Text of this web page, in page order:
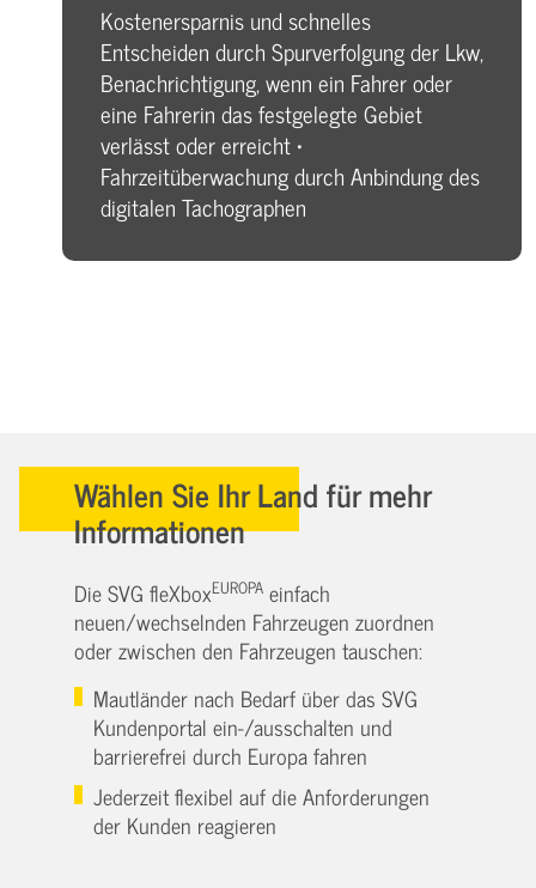
Kostenersparnis und schnelles
Entscheiden durch Spurverfolgung der Lkw,
Benachrichtigung, wenn ein Fahrer oder
eine Fahrerin das festgelegte Gebiet
verlässt oder erreicht •
Fahrzeitüberwachung durch Anbindung des
digitalen Tachographen
Wählen Sie Ihr Land für mehr
Informationen
Die SVG fleXboxEUROPA einfach
neuen/wechselnden Fahrzeugen zuordnen
oder zwischen den Fahrzeugen tauschen:
Mautländer nach Bedarf über das SVG
Kundenportal ein-/ausschalten und
barrierefrei durch Europa fahren
Jederzeit flexibel auf die Anforderungen
der Kunden reagieren